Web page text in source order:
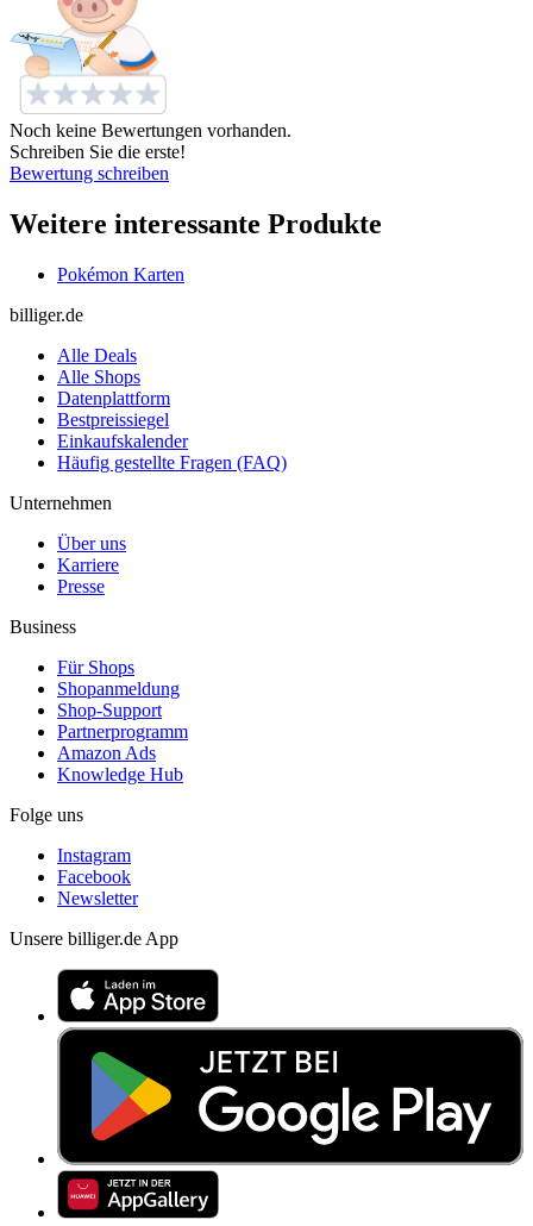
Noch keine Bewertungen vorhanden.
Schreiben Sie die erste!
Bewertung schreiben
Weitere interessante Produkte
Pokémon Karten
billiger.de
Alle Deals
Alle Shops
Datenplattform
Bestpreissiegel
Einkaufskalender
Häufig gestellte Fragen (FAQ)
Unternehmen
Über uns
Karriere
Presse
Business
Für Shops
Shopanmeldung
Shop-Support
Partnerprogramm
Amazon Ads
Knowledge Hub
Folge uns
Instagram
Facebook
Newsletter
Unsere billiger.de App